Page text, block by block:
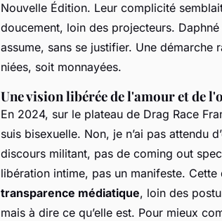
Nouvelle Édition. Leur complicité
doucement, loin des projecteurs.
assume, sans se justifier. Une
niées, soit monnayées.
Une vision libérée de l'amour et de
En 2024, sur le plateau de Drag Race
suis bisexuelle. Non, je n’ai pas attendu
discours militant, pas de coming out
libération intime, pas un manifeste.
transparence médiatique, loin des
mais à dire ce qu’elle est. Pour mieux